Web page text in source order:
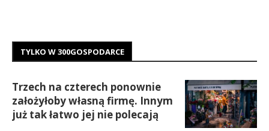
TYLKO W 300GOSPODARCE
Trzech na czterech ponownie
założyłoby własną firmę. Innym
już tak łatwo jej nie polecają